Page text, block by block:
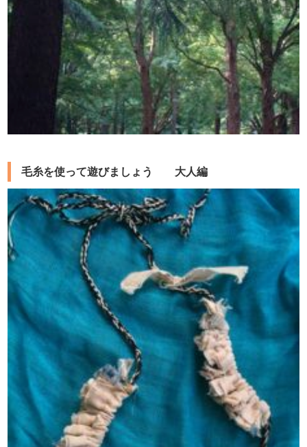
毛糸を使って遊びましょう 大人編